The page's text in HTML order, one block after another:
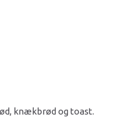
knækbrød og toast.